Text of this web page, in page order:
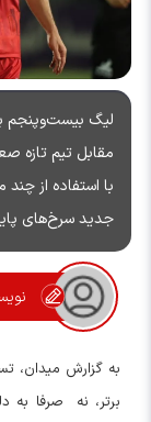
لیگ بیست‌وپنجم
مقابل تیم تازه
با استفاده از چند
جدید سرخ‌های
به گزارش میدان،
برتر، نه صرفا به